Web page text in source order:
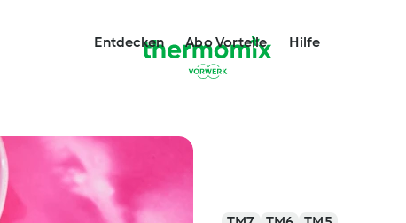
Entdecken Abo Vorteile Hilfe